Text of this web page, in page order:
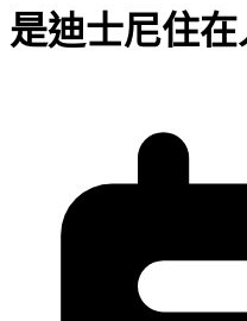
是迪士尼住在